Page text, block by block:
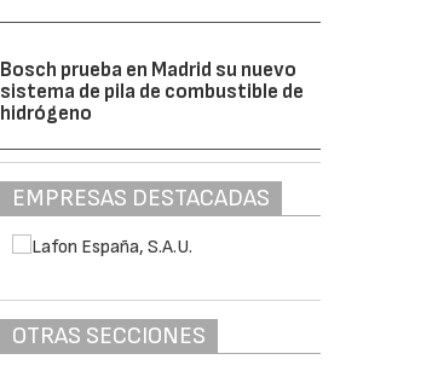
Bosch prueba en Madrid su nuevo
sistema de pila de combustible de
hidrógeno
EMPRESAS DESTACADAS
OTRAS SECCIONES